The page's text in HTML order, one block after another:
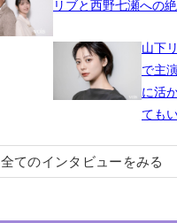
リブと西野七瀬への
山下
で主
に活
ても
全てのインタビューをみる